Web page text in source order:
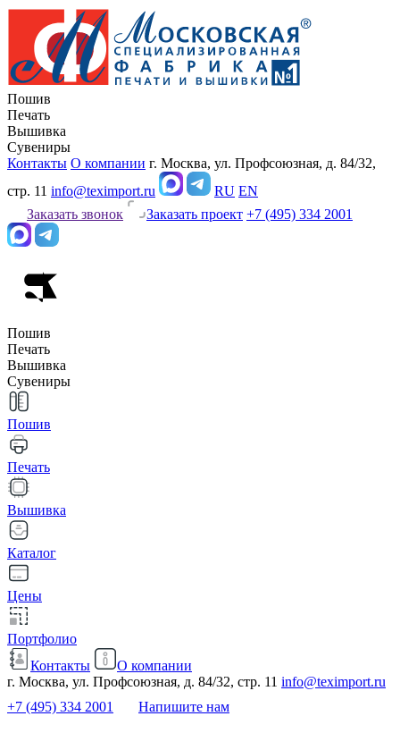
Пошив
Печать
Вышивка
Сувениры
Контакты О компании г. Москва, ул. Профсоюзная, д. 84/32,
стр. 11 info@teximport.ru RU EN
Заказать звонок
Заказать проект +7 (495) 334 2001
Пошив
Печать
Вышивка
Сувениры
Пошив
Печать
Вышивка
Каталог
Цены
Портфолио
Контакты
О компании
г. Москва, ул. Профсоюзная, д. 84/32, стр. 11 info@teximport.ru
+7 (495) 334 2001
Напишите нам